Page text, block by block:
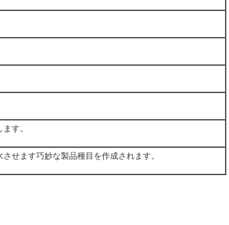
す。
せます巧妙な製品種目を作成されます。